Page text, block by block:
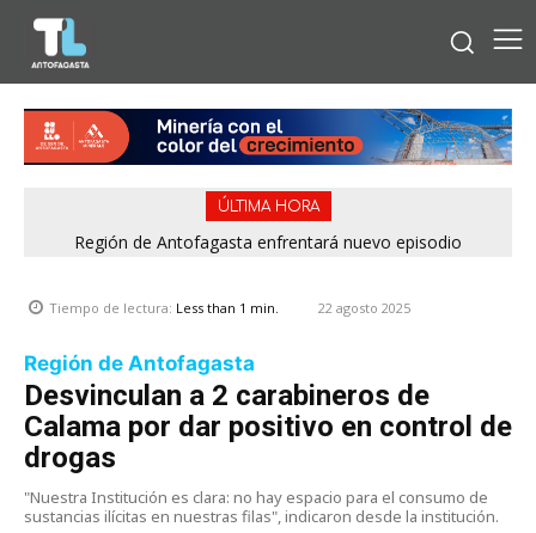
ÚLTIMA HORA
Región de Antofagasta enfrentará nuevo episodio
Tiempo de lectura: Less than 1 min. 22 agosto 2025
Región de Antofagasta
Desvinculan a 2 carabineros de
Calama por dar positivo en control de
drogas
"Nuestra Institución es clara: no hay espacio para el consumo de
sustancias ilícitas en nuestras filas", indicaron desde la institución.